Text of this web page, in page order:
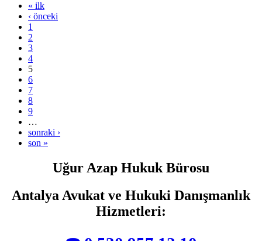
« ilk
‹ önceki
1
2
3
4
5
6
7
8
9
…
sonraki ›
son »
Uğur Azap Hukuk Bürosu
Antalya Avukat ve Hukuki Danışmanlık
Hizmetleri: